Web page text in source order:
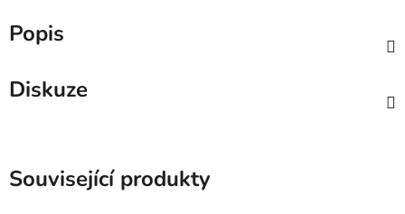
Popis
Diskuze
Související produkty